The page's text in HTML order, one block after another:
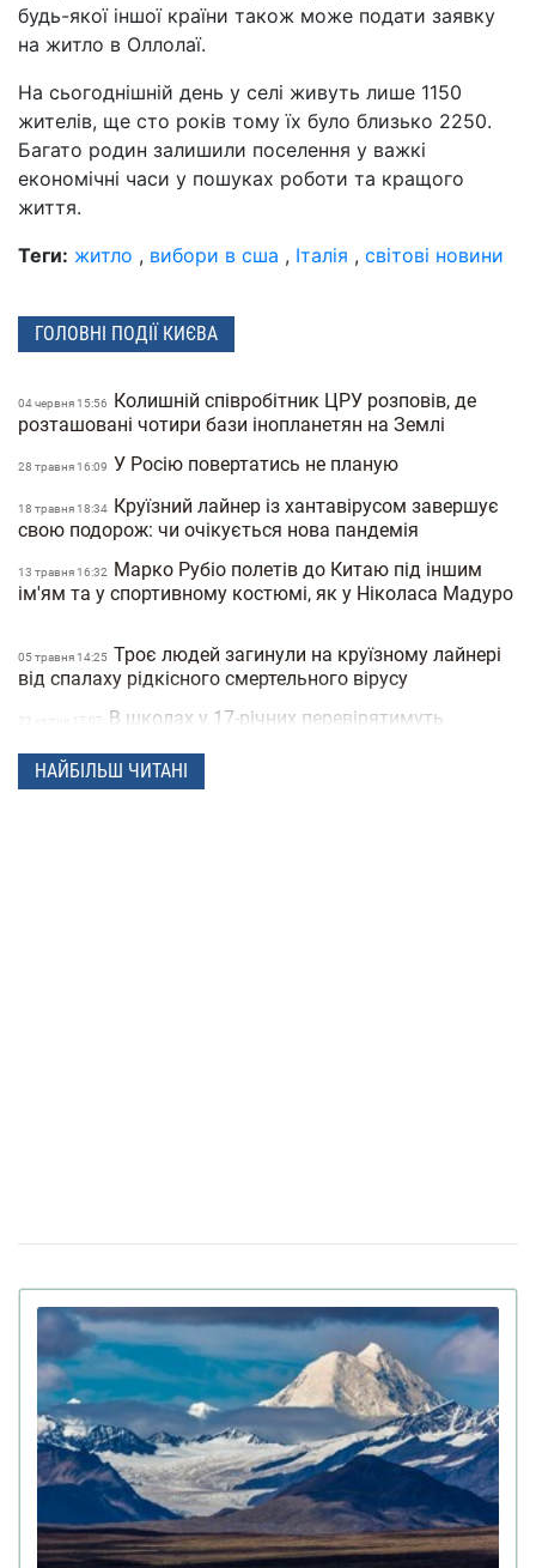
будь-якої іншої країни також може подати заявку
на житло в Оллолаї.
На сьогоднішній день у селі живуть лише 1150
жителів, ще сто років тому їх було близько 2250.
Багато родин залишили поселення у важкі
економічні часи у пошуках роботи та кращого
життя.
Теги: житло , вибори в сша , Італія , світові новини
ГОЛОВНІ ПОДІЇ КИЄВА
04 червня 15:56
Колишній співробітник ЦРУ розповів, де
розташовані чотири бази інопланетян на Землі
28 травня 16:09 У Росію повертатись не планую
18 травня 18:34 Круїзний лайнер із хантавірусом завершує
свою подорож: чи очікується нова пандемія
13 травня 16:32
Марко Рубіо полетів до Китаю під іншим
ім'ям та у спортивному костюмі, як у Ніколаса Мадуро
05 травня 14:25 Троє людей загинули на круїзному лайнері
від спалаху рідкісного смертельного вірусу
23 квiтня 17:07
В школах у 17-річних перевірятимуть
Поліція Мексики кілька днів не могла знайти
25-річній дівчині провели евтаназію через депресію
23 березня 10:14 Світ на межі голоду через війну в Ірані:
колапс на ринку добрив
20 березня 17:42 Українські офіцери шоковані тактикою
союзників США на Близькому Сході: деталі
12 березня 15:59 Третя світова вже почалася: її ключові
ознаки наводить почесний професор Букінгемського
університету
09 березня 15:00 Вчені завантажили мозок мухи в
НАЙБІЛЬШ ЧИТАНІ